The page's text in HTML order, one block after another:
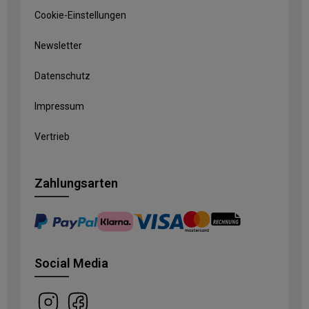
Cookie-Einstellungen
Newsletter
Datenschutz
Impressum
Vertrieb
Zahlungsarten
Social Media